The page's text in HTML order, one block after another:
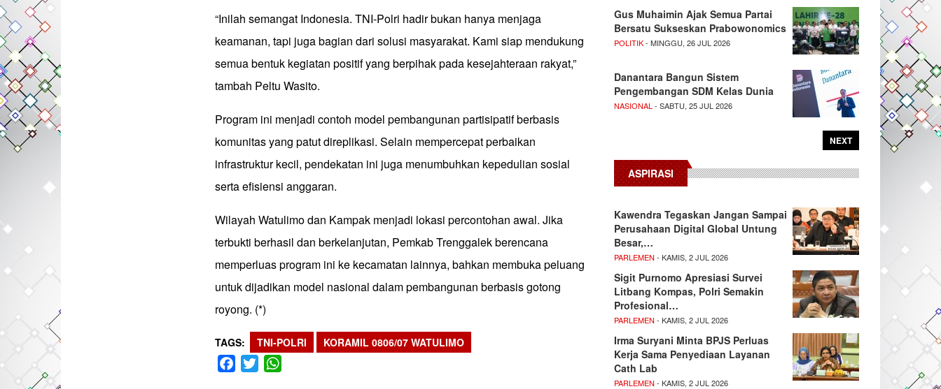
“Inilah semangat Indonesia. TNI-Polri hadir bukan hanya menjaga
keamanan, tapi juga bagian dari solusi masyarakat. Kami siap mendukung
semua bentuk kegiatan positif yang berpihak pada kesejahteraan rakyat,”
tambah Peltu Wasito.
Program ini menjadi contoh model pembangunan partisipatif berbasis
komunitas yang patut direplikasi. Selain mempercepat perbaikan
infrastruktur kecil, pendekatan ini juga menumbuhkan kepedulian sosial
serta efisiensi anggaran.
Wilayah Watulimo dan Kampak menjadi lokasi percontohan awal. Jika
terbukti berhasil dan berkelanjutan, Pemkab Trenggalek berencana
memperluas program ini ke kecamatan lainnya, bahkan membuka peluang
untuk dijadikan model nasional dalam pembangunan berbasis gotong
royong. (*)
TAGS TNI-POLRI KORAMIL 0806/07 WATULIMO
Facebook
Twitter
Gus Muhaimin Ajak Semua Partai
Bersatu Sukseskan Prabowonomics
POLITIK- MINGGU, 26 JUL 2026
Danantara Bangun Sistem
Pengembangan SDM Kelas Dunia
NASIONAL - SABTU, 25 JUL 2026
NEXT
ASPIRASI
Kawendra Tegaskan Jangan Sampai
Perusahaan Digital Global Untung
Besar,…
PARLEMEN - KAMIS, 2 JUL 2026
Sigit Purnomo Apresiasi Survei
Litbang Kompas, Polri Semakin
Profesional…
PARLEMEN - KAMIS, 2 JUL 2026
Irma Suryani Minta BPJS Perluas
Kerja Sama Penyediaan Layanan
Cath Lab
PARLEMEN - KAMIS, 2 JUL 2026